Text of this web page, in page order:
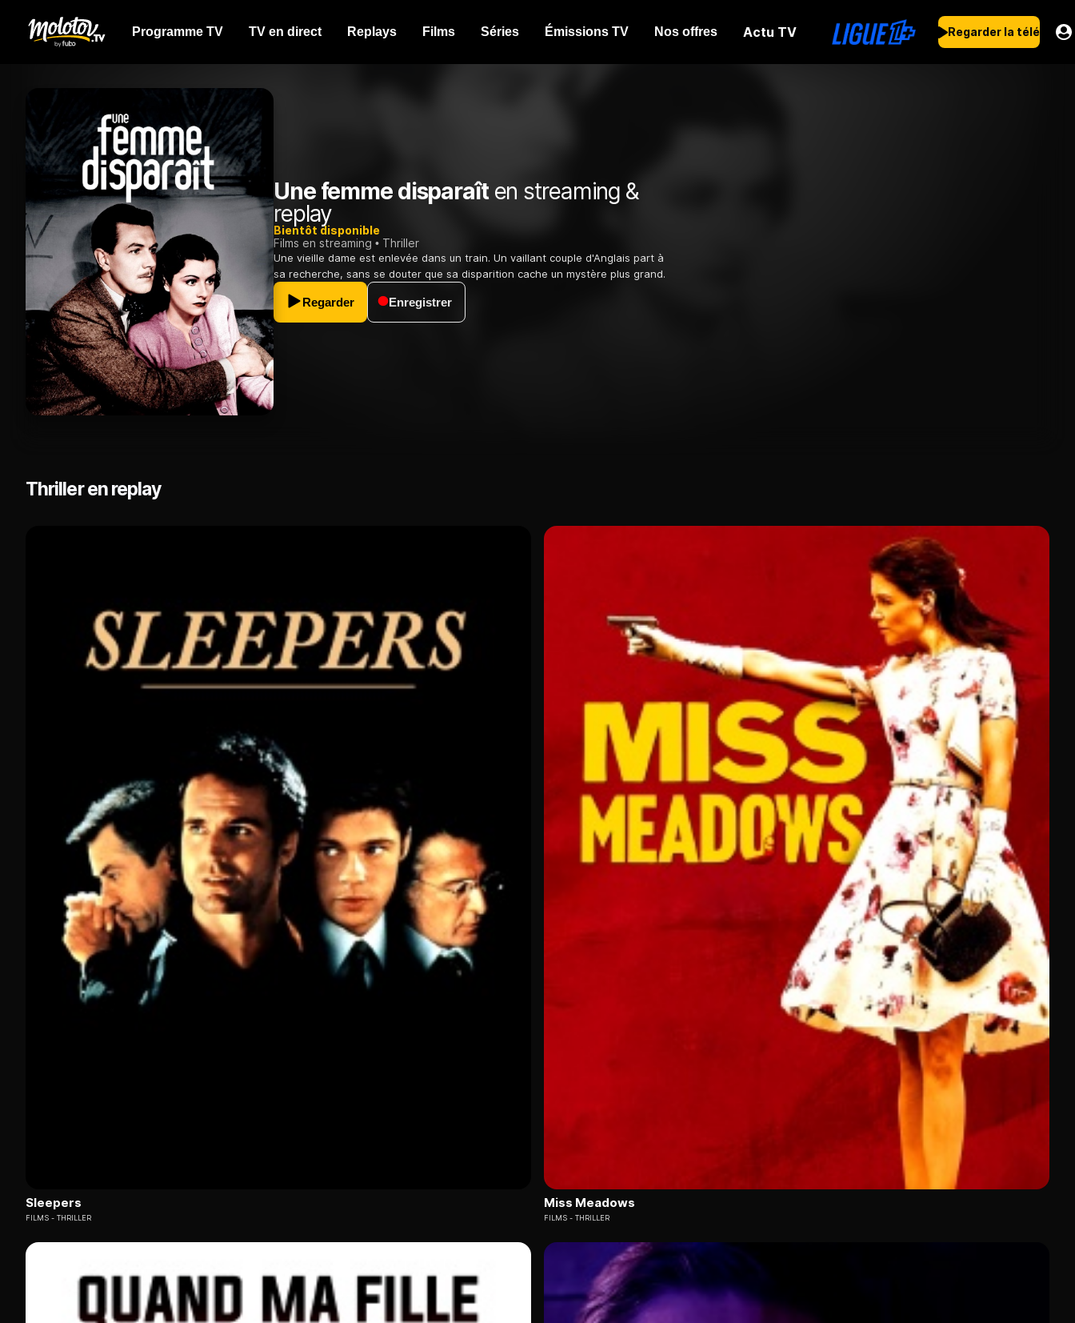
Programme TV TV en direct Replays Films Séries Émissions TV Nos offres Actu TV Regarder la télé
Une femme disparaîten streaming &
replay
Bientôt disponible
Films en streaming
Thriller
Une vieille dame est enlevée dans un train. Un vaillant couple d'Anglais part à
sa recherche, sans se douter que sa disparition cache un mystère plus grand.
Regarder Enregistrer
Thriller en replay
Sleepers
FILMS THRILLER
Miss Meadows
FILMS THRILLER